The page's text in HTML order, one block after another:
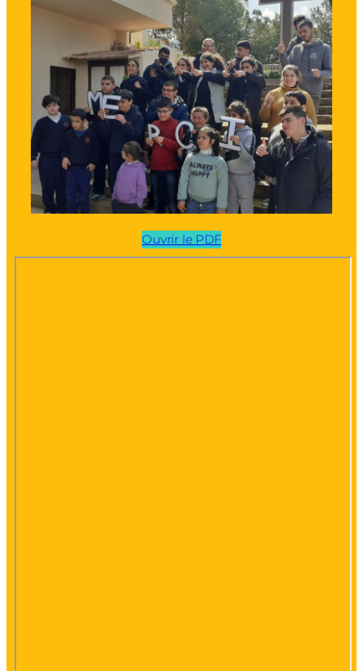
Ouvrir le PDF